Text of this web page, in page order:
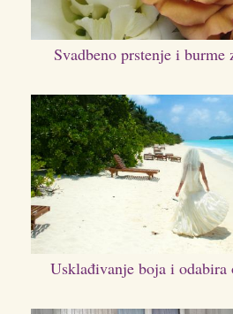
Svadbeno prstenje i burme
Usklađivanje boja i odabira